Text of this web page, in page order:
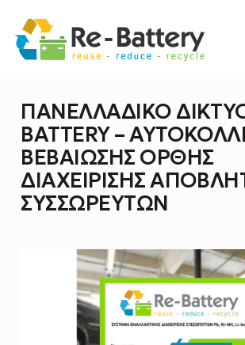
ΠΑΝΕΛΛΑΔΙΚΟ
BATTERY –
ΒΕΒΑΙΩΣΗΣ ΟΡΘΗΣ
ΔΙΑΧΕΙΡΙΣΗΣ
ΣΥΣΣΩΡΕΥΤΩΝ